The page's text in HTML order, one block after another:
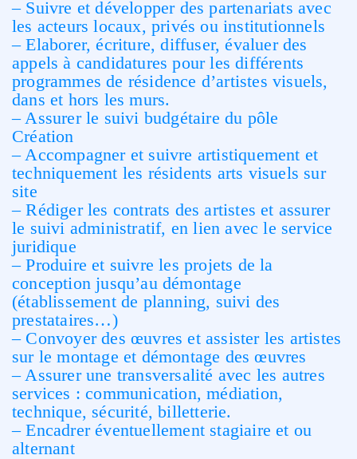
– Suivre et développer des partenariats avec
les acteurs locaux, privés ou institutionnels
– Elaborer, écriture, diffuser, évaluer des
appels à candidatures pour les différents
programmes de résidence d’artistes visuels,
dans et hors les murs.
– Assurer le suivi budgétaire du pôle
Création
– Accompagner et suivre artistiquement et
techniquement les résidents arts visuels sur
site
– Rédiger les contrats des artistes et assurer
le suivi administratif, en lien avec le service
juridique
– Produire et suivre les projets de la
conception jusqu’au démontage
(établissement de planning, suivi des
prestataires…)
– Convoyer des œuvres et assister les artistes
sur le montage et démontage des œuvres
– Assurer une transversalité avec les autres
services : communication, médiation,
technique, sécurité, billetterie.
– Encadrer éventuellement stagiaire et ou
alternant